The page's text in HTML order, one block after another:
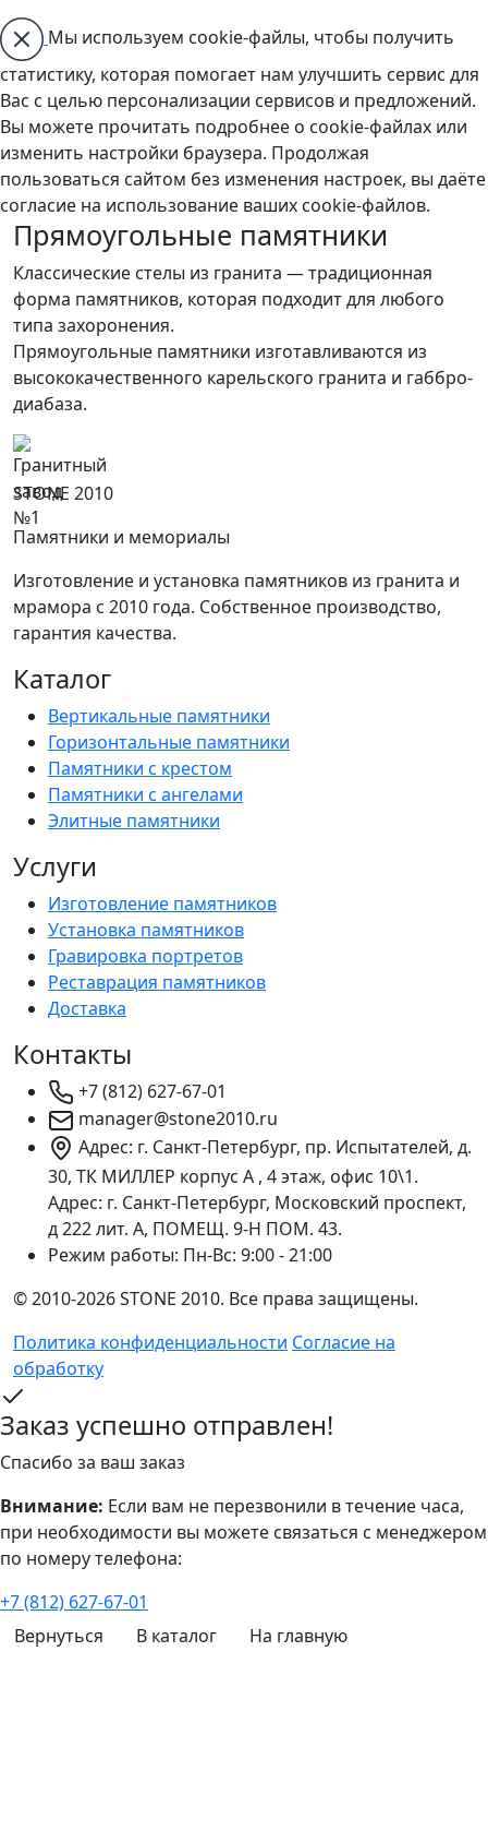
Мы используем cookie-файлы, чтобы получить
статистику, которая помогает нам улучшить сервис для
Вас с целью персонализации сервисов и предложений.
Вы можете прочитать подробнее о cookie-файлах или
изменить настройки браузера. Продолжая
пользоваться сайтом без изменения настроек, вы даёте
согласие на использование ваших cookie-файлов.
Прямоугольные памятники
Классические стелы из гранита — традиционная
форма памятников, которая подходит для любого
типа захоронения.
Прямоугольные памятники изготавливаются из
высококачественного карельского гранита и габбро-
диабаза.
STONE 2010
Памятники и мемориалы
Изготовление и установка памятников из гранита и
мрамора с 2010 года. Собственное производство,
гарантия качества.
Каталог
Вертикальные памятники
Горизонтальные памятники
Памятники с крестом
Памятники с ангелами
Элитные памятники
Услуги
Изготовление памятников
Установка памятников
Гравировка портретов
Реставрация памятников
Доставка
Контакты
+7 (812) 627-67-01
manager@stone2010.ru
Адрес: г. Санкт-Петербург, пр. Испытателей, д.
30, ТК МИЛЛЕР корпус А , 4 этаж, офис 10\1.
Адрес: г. Санкт-Петербург, Московский проспект,
д 222 лит. А, ПОМЕЩ. 9-Н ПОМ. 43.
Режим работы: Пн-Вс: 9:00 - 21:00
© 2010-2026 STONE 2010. Все права защищены.
Политика конфиденциальности Согласие на
обработку
Заказ успешно отправлен!
Спасибо за ваш заказ
Внимание: Если вам не перезвонили в течение часа,
при необходимости вы можете связаться с менеджером
по номеру телефона:
+7 (812) 627-67-01
Вернуться
В каталог На главную